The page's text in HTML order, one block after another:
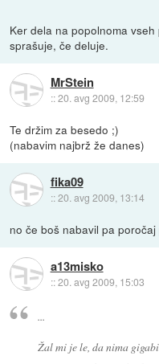
Ker dela na popolnoma
sprašuje, če deluje.
MrStein
::20. avg 2009, 12:59
Te držim za besedo ;)
(nabavim najbrž že danes)
fika09
::20. avg 2009, 13:14
no če boš nabavil pa
a13misko
::20. avg 2009, 15:03
...
Žal mi je le, da nima